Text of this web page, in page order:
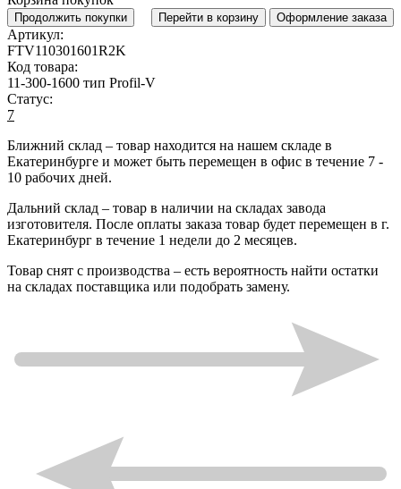
Продолжить покупки Перейти в корзину Оформление заказа
Артикул:
FTV110301601R2K
Код товара:
11-300-1600 тип Profil-V
Статус:
7
Ближний склад – товар находится на нашем складе в
Екатеринбурге и может быть перемещен в офис в течение 7 -
10 рабочих дней.
Дальний склад – товар в наличии на складах завода
изготовителя. После оплаты заказа товар будет перемещен в г.
Екатеринбург в течение 1 недели до 2 месяцев.
Товар снят с производства – есть вероятность найти остатки
на складах поставщика или подобрать замену.